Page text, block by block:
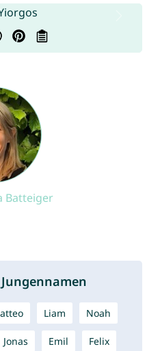
Batteiger
Liam Noah
Jonas Emil Felix